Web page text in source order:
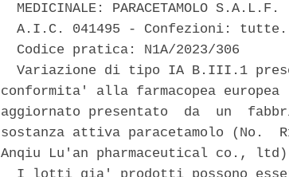
  MEDICINALE: PARACETAMOLO S.A.L.F.
  A.I.C. 041495 - Confezioni: tutte.
  Codice pratica: N1A/2023/306
Variazione di tipo IA B.III.1
conformita' alla farmacopea
aggiornato presentato  da  un
sostanza attiva paracetamolo (No.
Anqiu Lu'an pharmaceutical co.,